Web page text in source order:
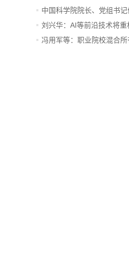
中国科学院院长、党组书
进...
刘兴华：AI等前沿技术将
底...
冯用军等：职业院校混合